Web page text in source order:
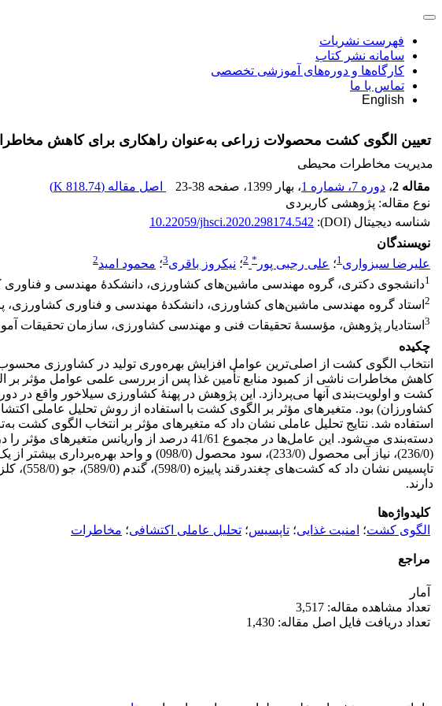
فهرست نشریات
سامانه نشر کتاب
کارگاه‌ها و دوره‌های آموزشی تخصصی
تماس با ما
English
تعیین الگوی کشت محصولات زراعی به‌عنوان راهکاری برای کاهش
مدیریت مخاطرات محیطی
مقاله 2
، دوره 7، شماره 1 ، بهار 1399 ، صفحه 23-38 اصل مقاله (818.74 K
)
نوع مقاله: پژوهشی کاربردی
شناسه دیجیتال (DOI):
10.22059/jhsci.2020.298174.542
نویسندگان
علیرضا سبزواری1؛ علی رجبی پور *
2؛ نیکروز باقری3؛ محمود امید2
1دانشجوی دکتری، گروه مهندسی ماشین‌های کشاورزی، دانشکدۀ مهندسی و فناوری
2 استاد گروه مهندسی ماشین‌های کشاورزی، دانشکدۀ مهندسی و فناوری کشاورزی،
3 استادیار پژوهش، مؤسسۀ تحقیقات فنی و مهندسی کشاورزی، سازمان تحقیقات
چکیده
انتخاب الگوی کشت از اصلی‌ترین عوامل افزایش بهره‌وری تولید در کشاورزی
کاهش مخاطرات ناشی از کمبود منابع تأمین غذا پس از بررسی علمی عوامل مؤثر
کشت و اولویت‌بندی آنها می‌پردازد. این پژوهش در پهنۀ کشاورزی سیلاخور واقع در
کشاورزان) بود. متغیرهای مؤثر بر الگوی کشت با استفاده از روش تحلیل عاملی
استفاده شد. نتایج تحلیل عاملی نشان داد که متغیرهای مؤثر بر انتخاب الگوی کشت
دسته‌بندی می‌شود. این عامل‌ها در مجموع 41/61
دارند.
کلیدواژه‌ها
الگوی کشت؛ امنیت غذایی؛ تاپسیس؛ تحلیل عاملی اکتشافی؛ مخاطرات
مراجع
آمار
تعداد مشاهده مقاله: 3,517
تعداد دریافت فایل اصل مقاله: 1,430